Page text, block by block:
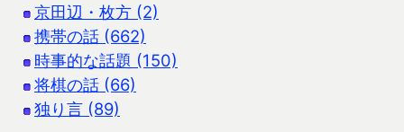
京田辺・枚方 (2)
携帯の話 (662)
時事的な話題 (150)
将棋の話 (66)
独り言 (89)